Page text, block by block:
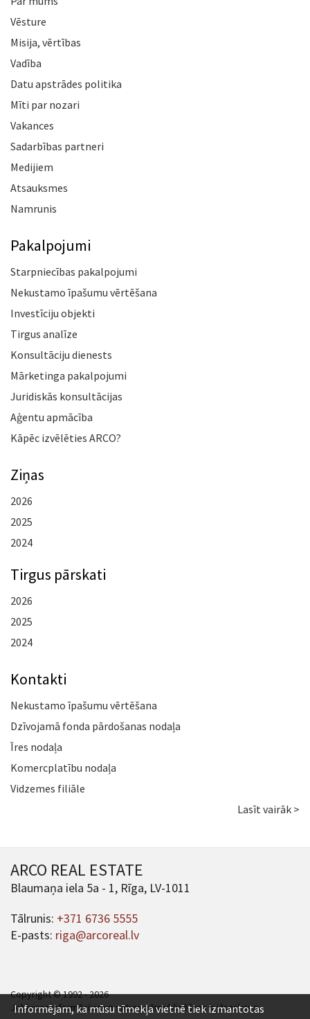
Vēsture
Misija, vērtības
Vadība
Datu apstrādes politika
Mīti par nozari
Vakances
Sadarbības partneri
Medijiem
Atsauksmes
Namrunis
Pakalpojumi
Starpniecības pakalpojumi
Nekustamo īpašumu vērtēšana
Investīciju objekti
Tirgus analīze
Konsultāciju dienests
Mārketinga pakalpojumi
Juridiskās konsultācijas
Aģentu apmācība
Kāpēc izvēlēties ARCO?
Ziņas
2026
2025
2024
Tirgus pārskati
2026
2025
2024
Kontakti
Nekustamo īpašumu vērtēšana
Dzīvojamā fonda pārdošanas nodaļa
Īres nodaļa
Komercplatību nodaļa
Vidzemes filiāle
Lasīt vairāk >
ARCO REAL ESTATE
Blaumaņa iela 5a - 1, Rīga, LV-1011
Tālrunis: +371 6736 5555
E-pasts: riga@arcoreal.lv
Copyright © 1992 - 2026
Jebkuras informācijas un satura pārpublicēšana ir jāsaskaņo.
Informējam, ka mūsu tīmekļa vietnē tiek izmantotas